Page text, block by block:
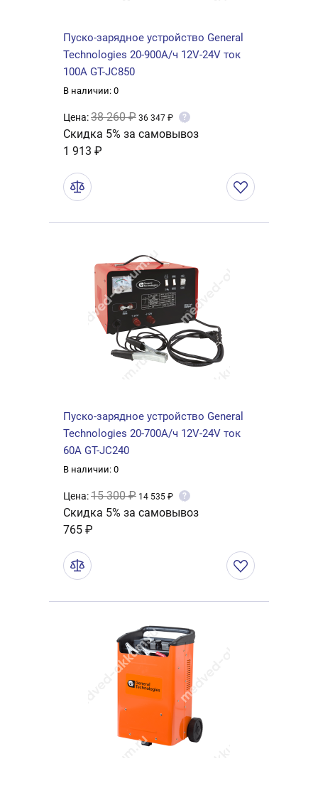
Пуско-зарядное устройство General
Technologies 20-900А/ч 12V-24V ток
100А GT-JC850
В наличии: 0
Цена:38 260 ₽ 36 347 ₽ ?
Скидка 5% за самовывоз
1 913 ₽
Пуско-зарядное устройство General
Technologies 20-700А/ч 12V-24V ток
60А GT-JC240
В наличии: 0
Цена:15 300 ₽ 14 535 ₽ ?
Скидка 5% за самовывоз
765 ₽